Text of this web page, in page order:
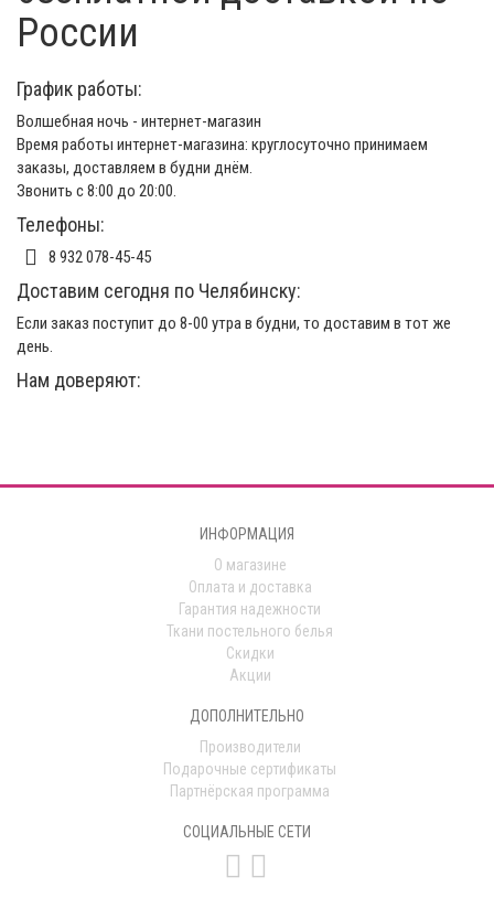
России
График работы:
Волшебная ночь - интернет-магазин
Время работы интернет-магазина: круглосуточно принимаем
заказы, доставляем в будни днём.
Звонить с 8:00 до 20:00.
Телефоны:
8 932 078-45-45
Доставим сегодня по Челябинску:
Если заказ поступит до 8-00 утра в будни, то доставим в тот же
день.
Нам доверяют:
ИНФОРМАЦИЯ
О магазине
Оплата и доставка
Гарантия надежности
Ткани постельного белья
Скидки
Акции
ДОПОЛНИТЕЛЬНО
Производители
Подарочные сертификаты
Партнёрская программа
СОЦИАЛЬНЫЕ СЕТИ